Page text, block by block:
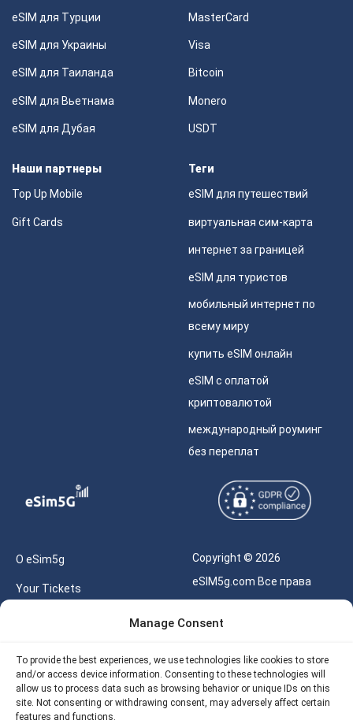
Manage Consent
To provide the best experiences, we use technologies like cookies to store
and/or access device information. Consenting to these technologies will
allow us to process data such as browsing behavior or unique IDs on this
site. Not consenting or withdrawing consent, may adversely affect certain
features and functions.
eSIM для Турции
eSIM для Украины
eSIM для Таиланда
eSIM для Вьетнама
eSIM для Дубая
MasterCard
Visa
Bitcoin
Monero
USDT
Наши партнеры
Top Up Mobile
Gift Cards
Теги
eSIM для путешествий
виртуальная сим-карта
интернет за границей
eSIM для туристов
мобильный интернет по
всему миру
купить eSIM онлайн
eSIM с оплатой
криптовалютой
международный роуминг
без переплат
О eSim5g
Your Tickets
Калькулятор для eSIM
Политика возврата
eSIM5G
Copyright © 2026
eSIM5g.com Все права
Политика
конфиденциальности